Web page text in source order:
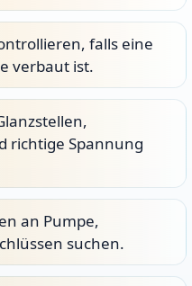
falls eine
verbaut ist.
richtige Spannung
an Pumpe,
suchen.